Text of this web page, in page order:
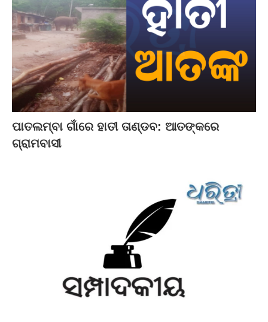
ପାତଲମ୍ବା ଗାଁରେ ହାତୀ ତାଣ୍ଡବ: ଆତଙ୍କରେ
ଗ୍ରାମବାସୀ